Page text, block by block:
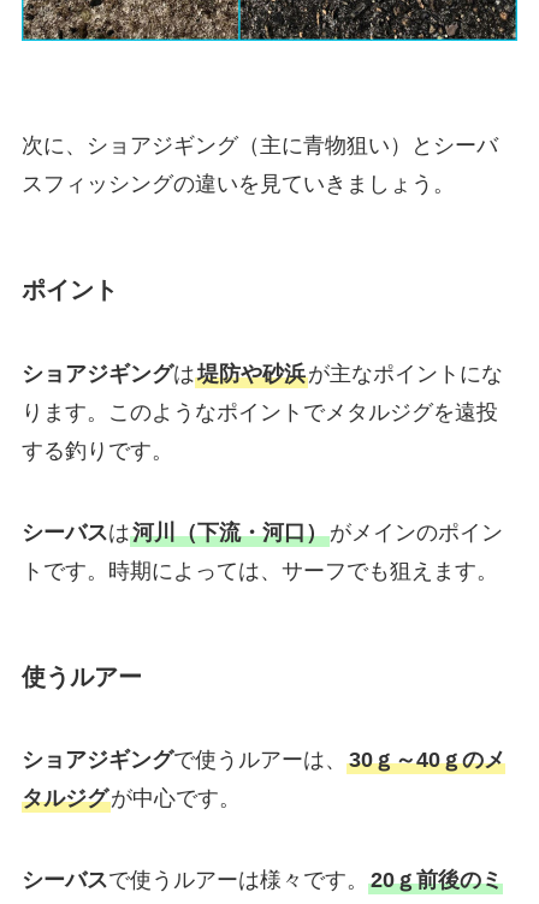
次に、ショアジギング（主に青物狙い）とシーバ
スフィッシングの違いを見ていきましょう。
ポイント
ショアジギングは堤防や砂浜が主なポイントにな
ります。このようなポイントでメタルジグを遠投
する釣りです。
シーバスは河川（下流・河口）がメインのポイン
トです。時期によっては、サーフでも狙えます。
使うルアー
ショアジギングで使うルアーは、 30ｇ～40ｇのメ
タルジグが中心です。
シーバスで使うルアーは様々です。 20ｇ前後のミ